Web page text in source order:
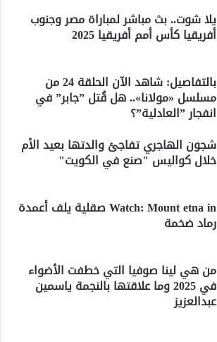
يلا شوت.. بث مباشر لمباراة مصر وجنوب
أفريقيا كأس أمم أفريقيا 2025
بالتفاصيل: شاهد الآن الحلقة 24 من
مسلسل «مولانا».. هل قُتل ”جابر” في
انفجار ”العادلية”؟
شجون الهاجري تفاجئ والدتها بعيد الأم
خلال كواليس "صنع في الكويت"
Watch: Mount etna in صقلية يلف أعمدة
رماد ضخمة
من هي لينا صوفيا التي خطفت الأضواء
في 2025 وما علاقتها بالنجمة ياسمين
عبدالعزيز